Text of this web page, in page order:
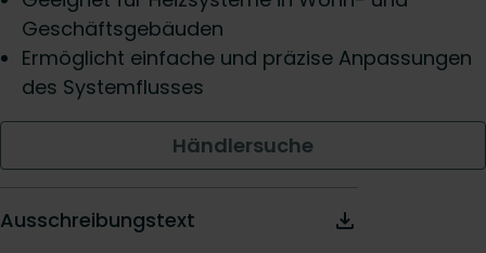
Geschäftsgebäuden
Ermöglicht einfache und präzise Anpassungen
des Systemflusses
Händlersuche
Ausschreibungstext